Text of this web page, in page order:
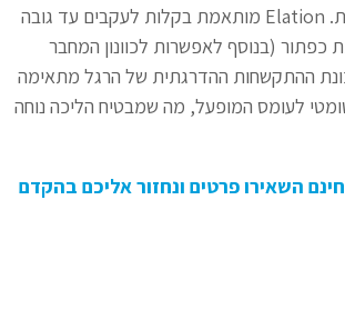
יעיל באנרגיה וגמישות. Elation מותאמת בקלות לעקבים עד גובה
כפתור (בנוסף לאפשרות לכוונון המחבר
ההתקשחות ההדרגתית של הרגל מתאימה
לעומס המופעל, מה שמבטיח הליכה נוחה
השאירו פרטים ונחזור אליכם בהקדם